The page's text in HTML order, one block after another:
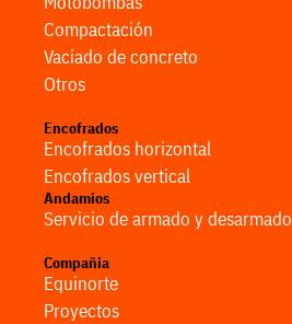
Compactación
Vaciado de concreto
Otros
Encofrados
Encofrados horizontal
Encofrados vertical
Andamios
Servicio de armado y desarmado
Compañia
Equinorte
Proyectos